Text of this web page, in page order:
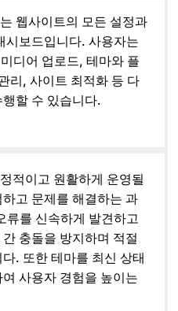
웹사이트의 모든 설정과
시보드입니다. 사용자는
디어 업로드, 테마와 플
리, 사이트 최적화 등 다
할 수 있습니다.
적이고 원활하게 운영될
고 문제를 해결하는 과
류를 신속하게 발견하고
충돌을 방지하며 적절
. 또한 테마를 최신 상태
사용자 경험을 높이는